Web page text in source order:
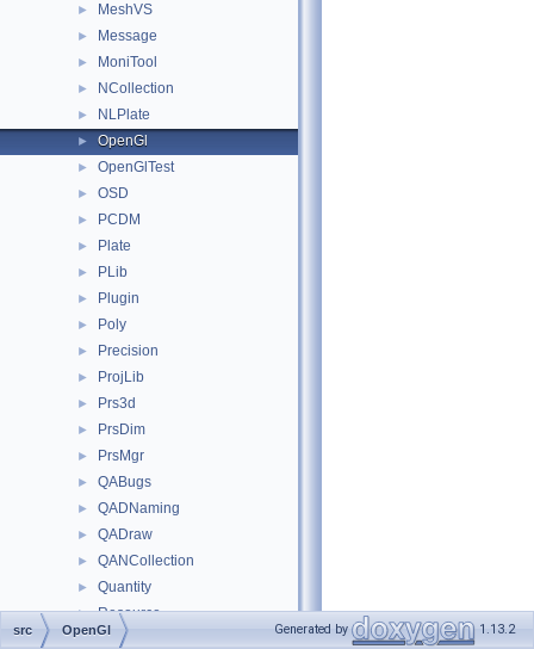
► MeshVS
► Message
► MoniTool
► NCollection
► NLPlate
► OpenGl
► OpenGlTest
► OSD
► PCDM
► Plate
► PLib
► Plugin
► Poly
► Precision
► ProjLib
► Prs3d
► PrsDim
► PrsMgr
► QABugs
► QADNaming
► QADraw
► QANCollection
► Quantity
► Resource
► RWGltf
src OpenGl Generated by 1.13.2